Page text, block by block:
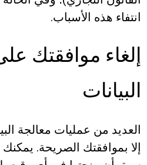
انتفاء هذه الأسباب.
إلغاء موافقتك
البيانات
العديد من عمليات معالجة
إلا بموافقتك الصريحة. يمكنك